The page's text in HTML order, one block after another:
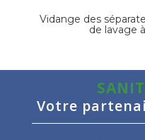
Vidange des
de lavage à
Votre